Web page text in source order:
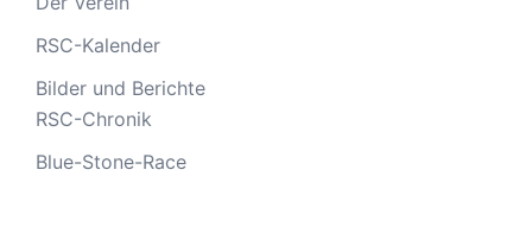
RSC-Kalender
Bilder und Berichte
RSC-Chronik
Blue-Stone-Race